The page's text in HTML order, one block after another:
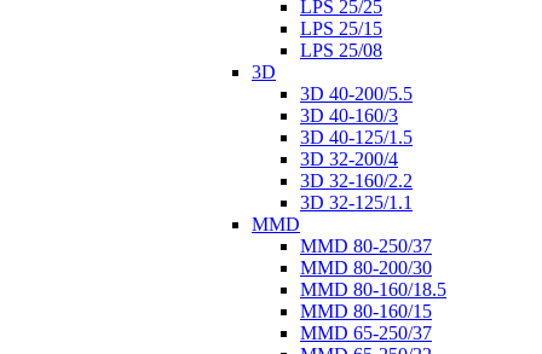
LPS 25/25
LPS 25/15
LPS 25/08
3D
3D 40-200/5.5
3D 40-160/3
3D 40-125/1.5
3D 32-200/4
3D 32-160/2.2
3D 32-125/1.1
MMD
MMD 80-250/37
MMD 80-200/30
MMD 80-160/18.5
MMD 80-160/15
MMD 65-250/37